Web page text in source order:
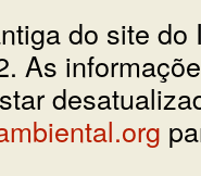
do site do
As